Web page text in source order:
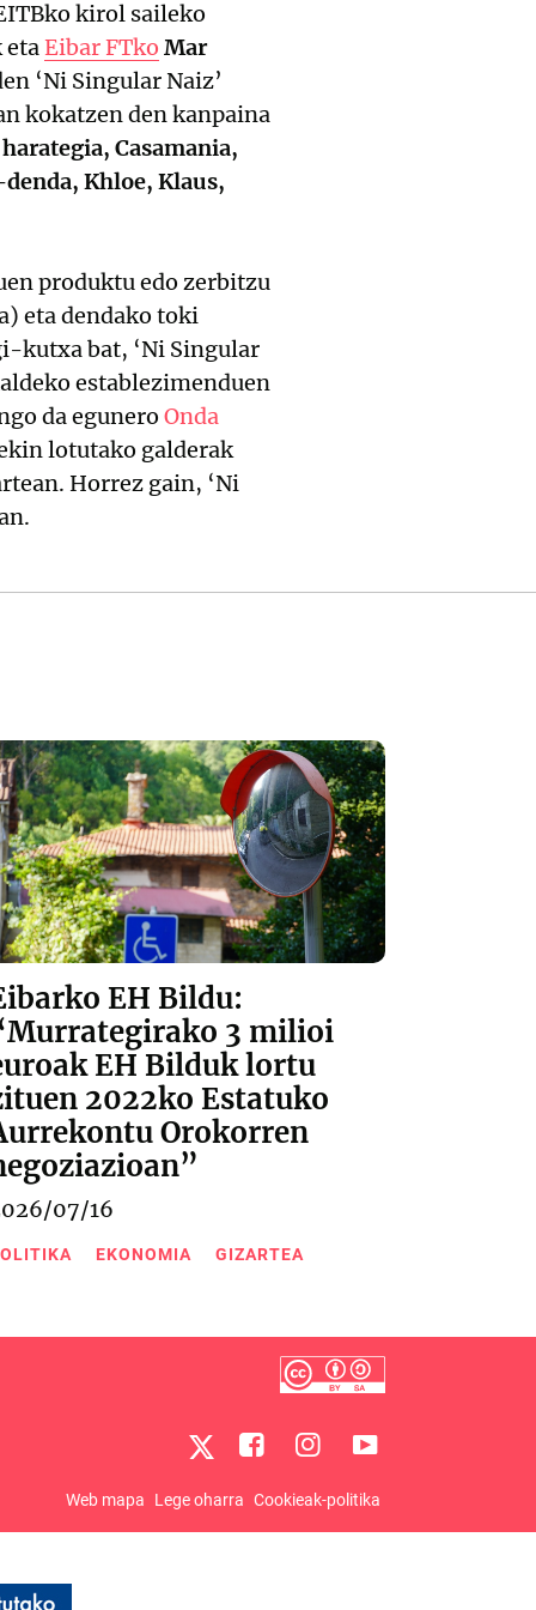
kirol saileko
etaEibar FTko Mar
‘Ni Singular Naiz’
kokatzen den kanpaina
Casamania,
Khloe, Klaus,
produktu edo zerbitzu
eta dendako toki
kutxa bat, ‘Ni Singular
establezimenduen
da egunero Onda
lotutako galderak
Horrez gain, ‘Ni
EH Bildu:
3 milioi
EH Bilduk lortu
2022ko Estatuko
Orokorren
07/16
EKONOMIA GIZARTEA
Web mapa Lege oharra Cookieak-politika